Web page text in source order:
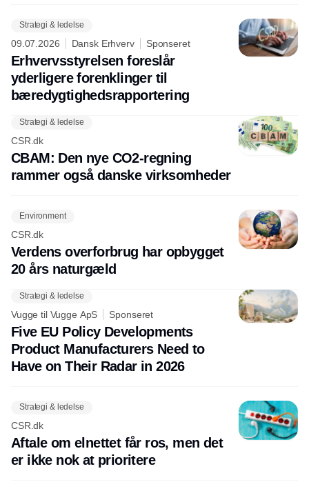
Strategi & ledelse
09.07.2026 Dansk Erhverv Sponseret
Erhvervsstyrelsen foreslår
yderligere forenklinger til
bæredygtighedsrapportering
Strategi & ledelse
CSR.dk
CBAM: Den nye CO2-regning
rammer også danske virksomheder
Environment
CSR.dk
Verdens overforbrug har opbygget
20 års naturgæld
Strategi & ledelse
Vugge til Vugge ApS Sponseret
Five EU Policy Developments
Product Manufacturers Need to
Have on Their Radar in 2026
Strategi & ledelse
CSR.dk
Aftale om elnettet får ros, men det
er ikke nok at prioritere